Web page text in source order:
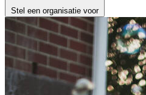
Stel een organisatie voor